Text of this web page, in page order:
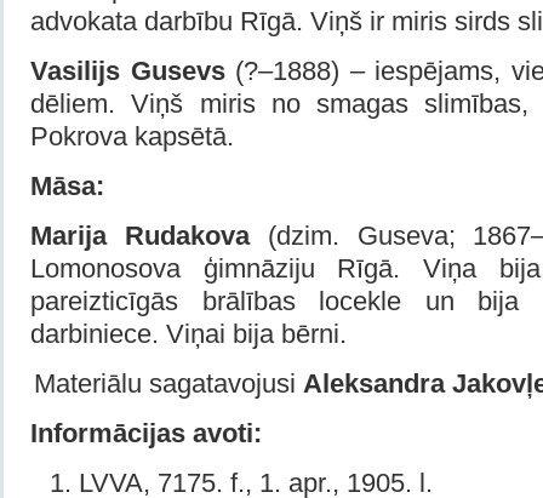
advokata darbību Rīgā. Viņš ir miris sirds
Vasilijs Gusevs(?–1888) – iespējams,
dēliem. Viņš miris no smagas
Pokrova kapsētā.
Māsa:
Marija Rudakova(dzim. Guseva;
Lomonosova ģimnāziju Rīgā. Viņa
pareizticīgās brālības locekle un bija
darbiniece. Viņai bija bērni.
Materiālu sagatavojusi Aleksandra
Informācijas avoti:
LVVA, 7175. f., 1. apr., 1905. l.